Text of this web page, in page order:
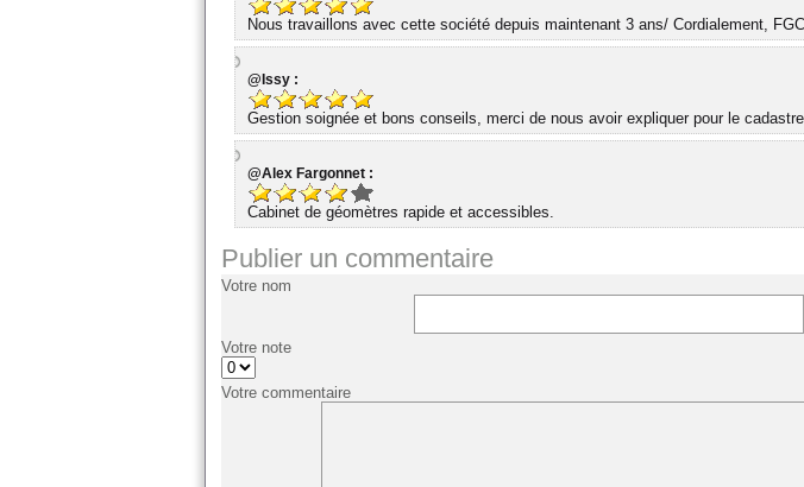
Nous travaillons avec cette société depuis maintenant 3 ans/ Cordialement, FGC
@Issy :
Gestion soignée et bons conseils, merci de nous avoir expliquer pour le cadastre
@Alex Fargonnet :
Cabinet de géomètres rapide et accessibles.
Publier un commentaire
Votre nom
Votre note
Votre commentaire